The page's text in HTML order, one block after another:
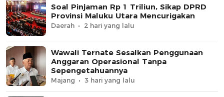
Soal Pinjaman Rp 1 Triliun, Sikap DPRD
Provinsi Maluku Utara Mencurigakan
Daerah 2 hari yang lalu
Wawali Ternate Sesalkan Penggunaan
Anggaran Operasional Tanpa
Sepengetahuannya
Majang 3 hari yang lalu